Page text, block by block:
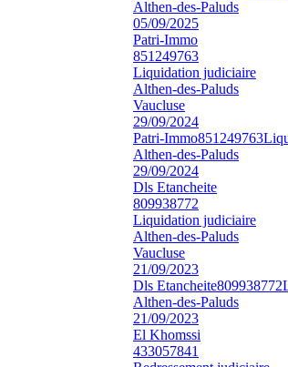
Althen-des-Paluds
05/09/2025
Patri-Immo
851249763
Liquidation judiciaire
Althen-des-Paluds
Vaucluse
29/09/2024
Patri-Immo851249763
Althen-des-Paluds
29/09/2024
Dls Etancheite
809938772
Liquidation judiciaire
Althen-des-Paluds
Vaucluse
21/09/2023
Dls Etancheite809938772
Althen-des-Paluds
21/09/2023
El Khomssi
433057841